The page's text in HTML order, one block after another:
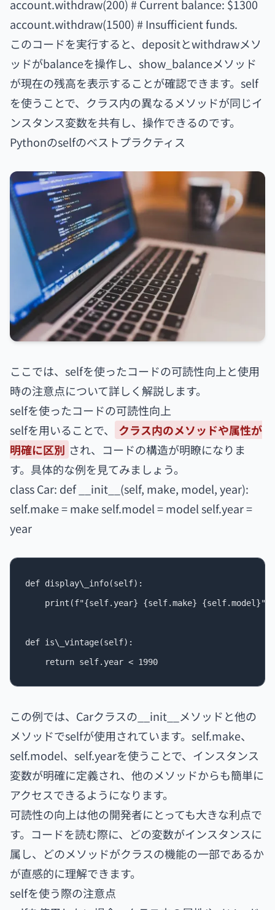
account.withdraw(200) # Current balance: $1300
account.withdraw(1500) # Insufficient funds.
このコードを実行すると、depositとwithdrawメソ
ッドがbalanceを操作し、show_balanceメソッド
が現在の残高を表示することが確認できます。self
を使うことで、クラス内の異なるメソッドが同じイ
ンスタンス変数を共有し、操作できるのです。
Pythonのselfのベストプラクティス
ここでは、selfを使ったコードの可読性向上と使用
時の注意点について詳しく解説します。
selfを使ったコードの可読性向上
selfを用いることで、
クラス内のメソッドや属性が
明確に区別 され、コードの構造が明瞭になりま
す。具体的な例を見てみましょう。
class Car: def __init__(self, make, model, year):
self.make = make self.model = model self.year =
year
def display\_info(self):
    print(f"{self.year} {self.make} {self.model}")
def is\_vintage(self):
この例では、Carクラスの__init__メソッドと他の
メソッドでselfが使用されています。self.make、
self.model、self.yearを使うことで、インスタンス
変数が明確に定義され、他のメソッドからも簡単に
アクセスできるようになります。
可読性の向上は他の開発者にとっても大きな利点で
す。コードを読む際に、どの変数がインスタンスに
属し、どのメソッドがクラスの機能の一部であるか
が直感的に理解できます。
selfを使う際の注意点